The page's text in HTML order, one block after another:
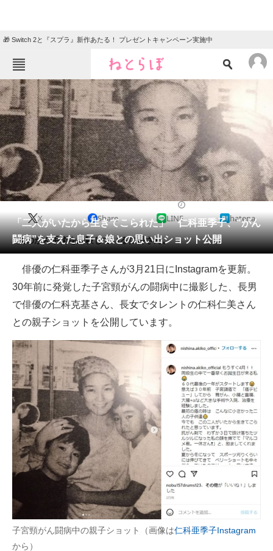
🎁 Switch 2と『スプラ』新作あたる！ プレゼントキャンペーン実施中
ねとらぼメニュー
TOP ニュース
エンタメ クイズ
グルメ 地域
住まい 教育・育児
動物 リサーチ
会員記事
メディア
注目記事を集めた総合ページ
ITの今と未来を見通す
スマホと通信の最新トレンド
進化するPCとデバイスの未来
好きが集まる 比べて選べる
ビジネスと働き方のヒント
AI活用のいまが分かる
企業ITのトレンドを詳説
経営リーダーのコミュニティ
マーケ×ITの今がよく分かる
ITエンジニア向け専門サイト
「二人がいたから生きてこられた」 仁科亜季子、“がん
闘病”を支えた息子＆娘との思い出ショット公開
X Share LINE hatena
3度のがん手術を経験している仁科さん。
俳優の仁科亜季子さんが3月21日にInstagramを更新。
30年前に発覚した子宮頸がんの闘病中に撮影した、長男
で俳優の仁科克基さん、長女でタレントの仁科仁美さん
との親子ショットを公開しています。
子宮頸がん闘病中の親子ショット（画像は仁科亜季子Instagram
から）